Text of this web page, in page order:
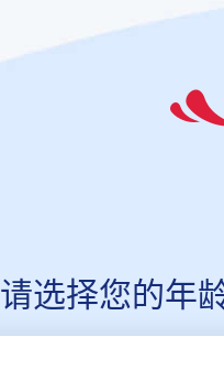
请选择您的年